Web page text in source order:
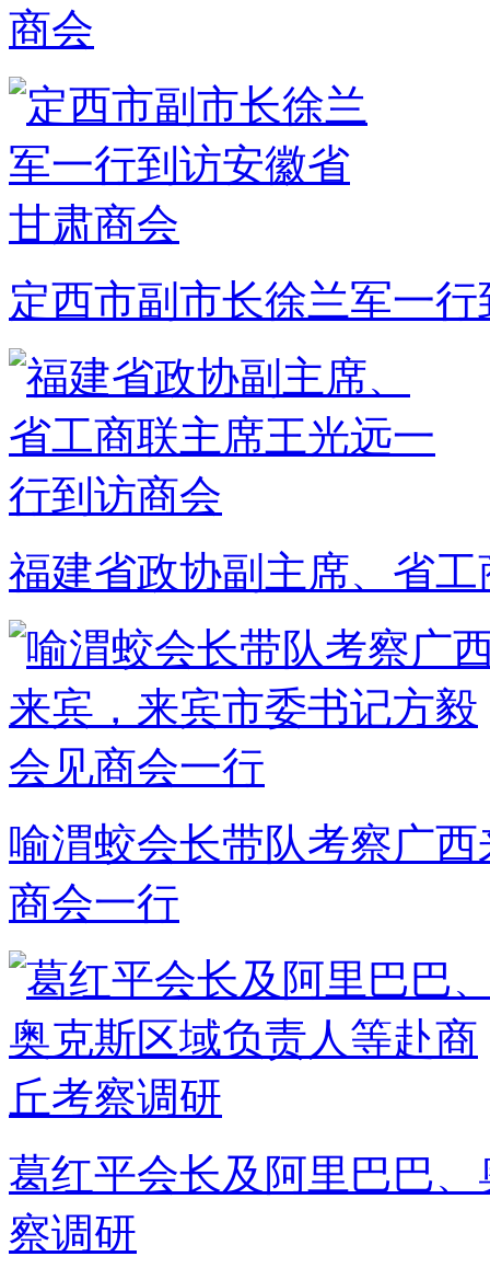
商会
定西市副市长徐兰军一
福建省政协副主席、省
喻渭蛟会长带队考察广
商会一行
葛红平会长及阿里巴巴
察调研